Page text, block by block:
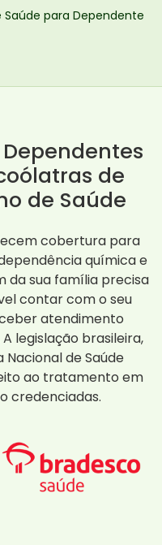
para Dependente
de
de Saúde
cobertura para
química e
da sua família precisa
contar com o seu
atendimento
legislação brasileira,
Nacional de Saúde
ao tratamento em
credenciadas.